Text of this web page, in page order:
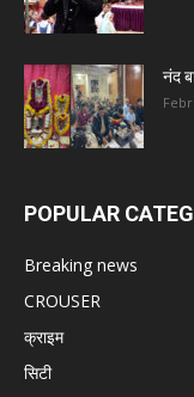
नंद
POPULAR
Breaking news
CROUSER
क्राइम
सिटी